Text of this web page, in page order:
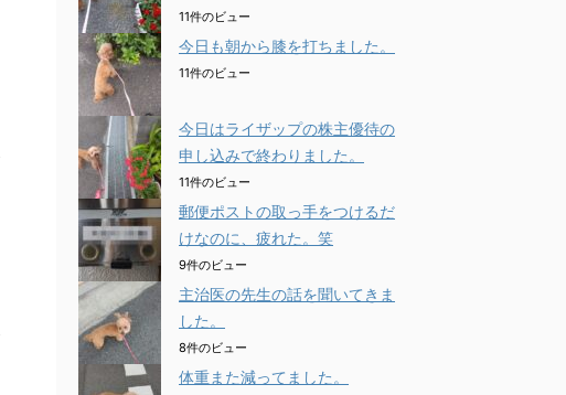
11件のビュー
今日も朝から膝を打ちました。
11件のビュー
今日はライザップの株主優待の
申し込みで終わりました。
11件のビュー
郵便ポストの取っ手をつけるだ
けなのに、疲れた。笑
9件のビュー
主治医の先生の話を聞いてきま
した。
8件のビュー
体重また減ってました。